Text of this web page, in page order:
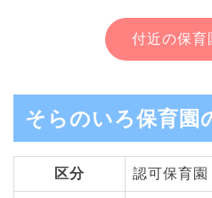
付近の保育
そらのいろ保育園
区分 認可保育園